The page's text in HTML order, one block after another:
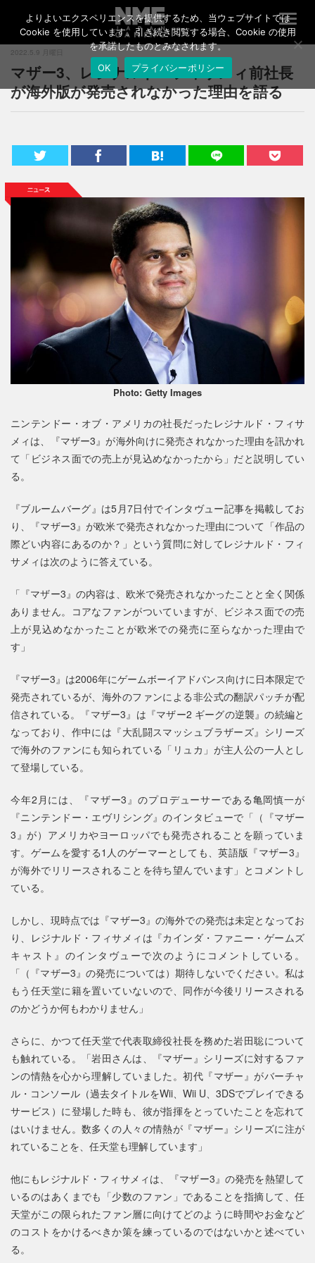
T
o
g
l
a
a
o
2022.5.9 月曜日
マザー3、レジナルド・フィサメィ前社長
が海外版が発売されなかった理由を語る
Photo: Getty Images
ニンテンドー・オブ・アメリカの社長だったレジナルド・フィサ
メィは、『マザー3』が海外向けに発売されなかった理由を訊かれ
て「ビジネス面での売上が見込めなかったから」だと説明してい
る。
『ブルームバーグ』は5月7日付でインタヴュー記事を掲載してお
り、『マザー3』が欧米で発売されなかった理由について「作品の
際どい内容にあるのか？」という質問に対してレジナルド・フィ
サメィは次のように答えている。
「『マザー3』の内容は、欧米で発売されなかったことと全く関係
ありません。コアなファンがついていますが、ビジネス面での売
上が見込めなかったことが欧米での発売に至らなかった理由で
す」
『マザー3』は2006年にゲームボーイアドバンス向けに日本限定で
発売されているが、海外のファンによる非公式の翻訳パッチが配
信されている。『マザー3』は『マザー2 ギーグの逆襲』の続編と
なっており、作中には『大乱闘スマッシュブラザーズ』シリーズ
で海外のファンにも知られている「リュカ」が主人公の一人とし
て登場している。
今年2月には、『マザー3』のプロデューサーである亀岡慎一が
『ニンテンドー・エヴリシング』のインタビューで「（『マザー
3』が）アメリカやヨーロッパでも発売されることを願っていま
す。ゲームを愛する1人のゲーマーとしても、英語版『マザー3』
が海外でリリースされることを待ち望んでいます」とコメントし
ている。
しかし、現時点では『マザー3』の海外での発売は未定となってお
り、レジナルド・フィサメィは『カインダ・ファニー・ゲームズ
キャスト』のインタヴューで次のようにコメントしている。
「（『マザー3』の発売については）期待しないでください。私は
もう任天堂に籍を置いていないので、同作が今後リリースされる
のかどうか何もわかりません」
さらに、かつて任天堂で代表取締役社長を務めた岩田聡について
も触れている。「岩田さんは、『マザー』シリーズに対するファ
ンの情熱を心から理解していました。初代『マザー』がバーチャ
ル・コンソール（過去タイトルをWii、Wii U、3DSでプレイできる
サービス）に登場した時も、彼が指揮をとっていたことを忘れて
はいけません。数多くの人々の情熱が『マザー』シリーズに注が
れていることを、任天堂も理解しています」
他にもレジナルド・フィサメィは、『マザー3』の発売を熱望して
いるのはあくまでも「少数のファン」であることを指摘して、任
天堂がこの限られたファン層に向けてどのように時間やお金など
のコストをかけるべきか策を練っているのではないかと述べてい
る。
よりよいエクスペリエンスを提供するため、当ウェブサイトでは
Cookie を使用しています。引き続き閲覧する場合、Cookie の使用
を承諾したものとみなされます。
OK
プライバシーポリシー